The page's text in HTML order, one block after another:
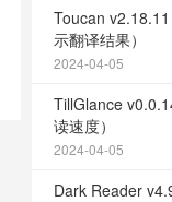
Toucan
示翻译结果）
2024-04-05
TillGlance
读速度）
2024-04-05
Dark Reader